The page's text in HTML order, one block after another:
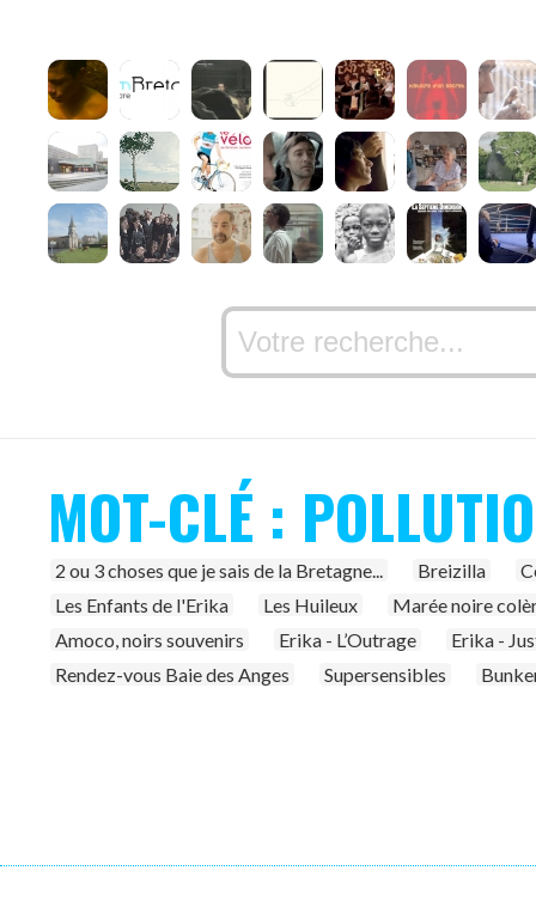
MOT-CLÉ :
2 ou 3 choses que je sais de la Bretagne... Breizilla
Les Enfants de l'Erika
Les Huileux
Marée noire
Amoco, noirs souvenirs
Erika - L’Outrage
Erika -
Rendez-vous Baie des Anges
Supersensibles